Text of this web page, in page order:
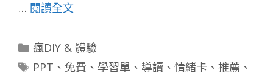
… 閱讀全文
分
類
瘋DIY & 體驗
標
PPT 、 免費 、 學習單 、 導讀 、 情緒卡 、 推薦 、